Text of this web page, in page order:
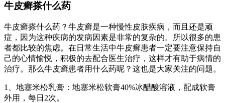
牛皮癣搽什么药
牛皮癣搽什么药？牛皮癣是一种慢性皮肤疾病，而且还是顽
症，因为这种疾病的发病因素是非常的复杂的。所以很多的患
者都比较的焦虑。在日常生活中牛皮癣患者一定要注意保持自
己的心情愉悦，积极的去配合医生治疗，这样才有助于病情的
治疗。那么牛皮癣患者用什么药呢？这也是大家关注的问题。
1、地塞米松乳膏：地塞米松软膏40%冰醋酸溶液，配成软膏
外用，每日2次。